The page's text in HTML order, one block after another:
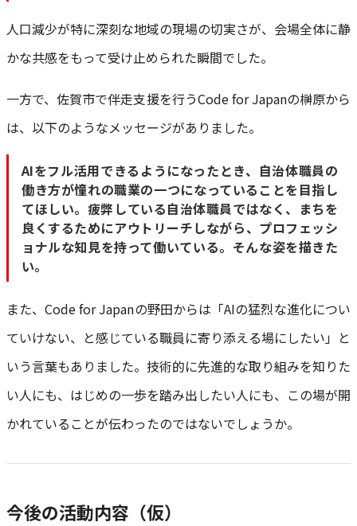
人口減少が特に深刻な地域の現場の切実さが、会場全体に静
かな共感をもって受け止められた瞬間でした。
一方で、佐賀市で伴走支援を行うCode for Japanの榊原から
は、以下のようなメッセージがありました。
AIをフル活用できるようになったとき、自治体職員の
働き方が憧れの職業の一つになっていることを目指し
てほしい。疲弊している自治体職員ではなく、まちを
良くするためにアウトリーチしながら、プロフェッシ
ョナルな知見を持って働いている。そんな姿を描きた
い。
また、Code for Japanの野田からは「AIの猛烈な進化につい
ていけない、と感じている職員に寄り添える場にしたい」と
いう言葉もありました。技術的に先進的な取り組みを知りた
い人にも、はじめの一歩を踏み出したい人にも、この場が開
かれていることが伝わったのではないでしょうか。
今後の活動内容（仮）